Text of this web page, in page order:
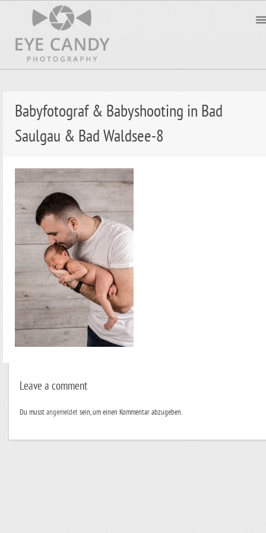
Babyfotograf & Babyshooting in Bad
Saulgau & Bad Waldsee-8
Leave a comment
Du musstangemeldetsein, um einen Kommentar abzugeben.